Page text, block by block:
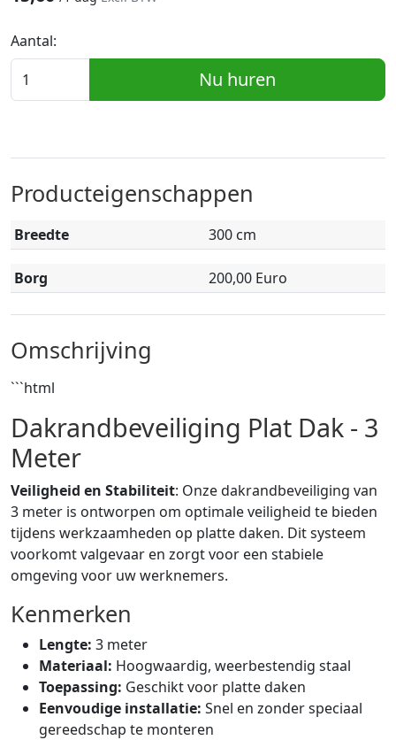
Aantal:
Nu huren
Producteigenschappen
Breedte 300 cm
Borg 200,00 Euro
Omschrijving
```html
Dakrandbeveiliging Plat Dak - 3
Meter
Veiligheid en Stabiliteit: Onze dakrandbeveiliging van
3 meter is ontworpen om optimale veiligheid te bieden
tijdens werkzaamheden op platte daken. Dit systeem
voorkomt valgevaar en zorgt voor een stabiele
omgeving voor uw werknemers.
Kenmerken
Lengte: 3 meter
Materiaal: Hoogwaardig, weerbestendig staal
Toepassing: Geschikt voor platte daken
Eenvoudige installatie: Snel en zonder speciaal
gereedschap te monteren